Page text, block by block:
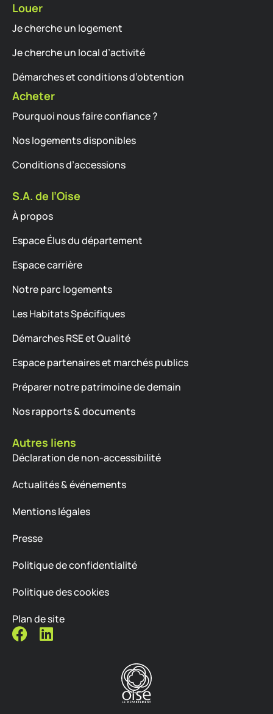
Louer
Je cherche un logement
Je cherche un local d’activité
Démarches et conditions d’obtention
Acheter
Pourquoi nous faire confiance ?
Nos logements disponibles
Conditions d’accessions
S.A. de l’Oise
À propos
Espace Élus du département
Espace carrière
Notre parc logements
Les Habitats Spécifiques
Démarches RSE et Qualité
Espace partenaires et marchés publics
Préparer notre patrimoine de demain
Nos rapports & documents
Autres liens
Déclaration de non-accessibilité
Actualités & événements
Mentions légales
Presse
Politique de confidentialité
Politique des cookies
Plan de site